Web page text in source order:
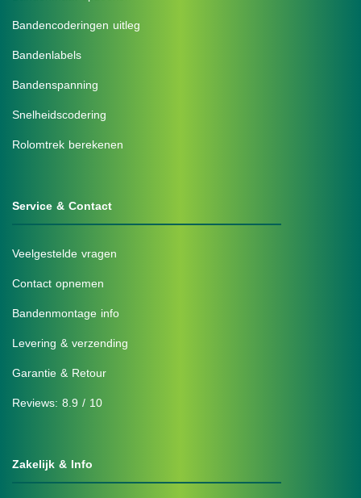
Bandencoderingen uitleg
Bandenlabels
Bandenspanning
Snelheidscodering
Rolomtrek berekenen
Service & Contact
Veelgestelde vragen
Contact opnemen
Bandenmontage info
Levering & verzending
Garantie & Retour
Reviews: 8.9 / 10
Zakelijk & Info